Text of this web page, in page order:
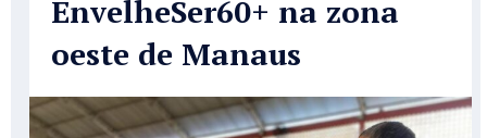
EnvelheSer60+ na zona
oeste de Manaus